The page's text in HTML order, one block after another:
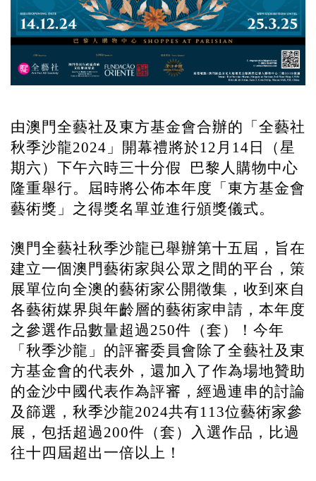
由澳⾨全藝社及東⽅基⾦會合辦的「全藝社
秋季沙⿓2024 」開幕禮將於12 ⽉ 14⽇（星
期六）下午六時三十分假 巴黎人購物中心
隆重舉⾏。屆時將公佈本年度「東⽅基⾦會
藝術獎」之得獎名單並進⾏頒獎儀式。
澳⾨全藝社秋季沙⿓已舉辦第⼗五屆，旨在
建立⼀個澳⾨藝術家與公眾之間的平台，策
展單位向全澳的藝術家公開徵集，收到來⾃
各藝術媒界與年齡層的藝術家申請，本年度
之參選作品數量超過250件（套）！今年
「秋季沙⿓」的評審委員會除了全藝社及東
⽅基⾦會的代表外，還加入了作為場地贊助
的金沙中國代表作為評審，經過連串的討論
及篩選，秋季沙⿓2024共有113位藝術家參
展，包括超過200件（套）入選作品，比過
往十四屆超出一倍以上！